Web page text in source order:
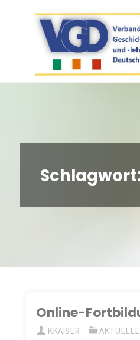
Online-
KKAISER